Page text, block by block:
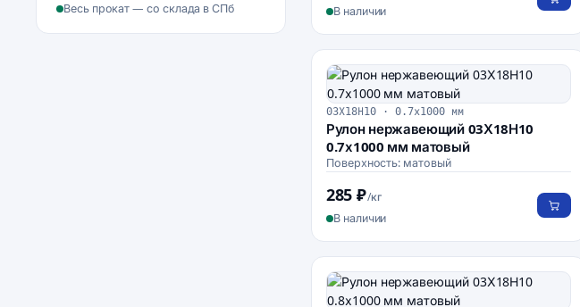
Весь прокат — со склада в СПб
В наличии
03Х18Н10 · 0.7х1000 мм
Рулон нержавеющий 03Х18Н10
0.7х1000 мм матовый
Поверхность: матовый
285 ₽/кг
В наличии